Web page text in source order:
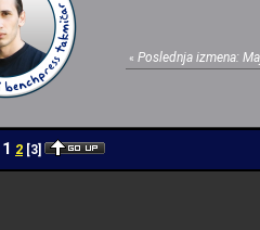
« Poslednja izmena:
1 2 [3]